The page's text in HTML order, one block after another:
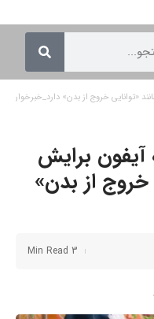
«توانایی خروج از بدن» دارد_خبرخوان
آیفون برایش
از بدن»
3 Min Read